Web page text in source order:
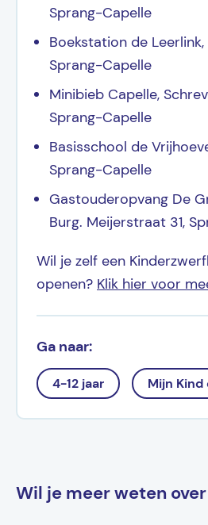
Sprang-Capelle
Boekstation de
Sprang-Capelle
Minibieb Capelle,
Sprang-Capelle
Basisschool de
Sprang-Capelle
Gastouderopvang De
Burg. Meijerstraat 31,
Wil je zelf een
openen? Klik hier voor
Ga naar:
4-12 jaar Mijn Kind
Wil je meer weten